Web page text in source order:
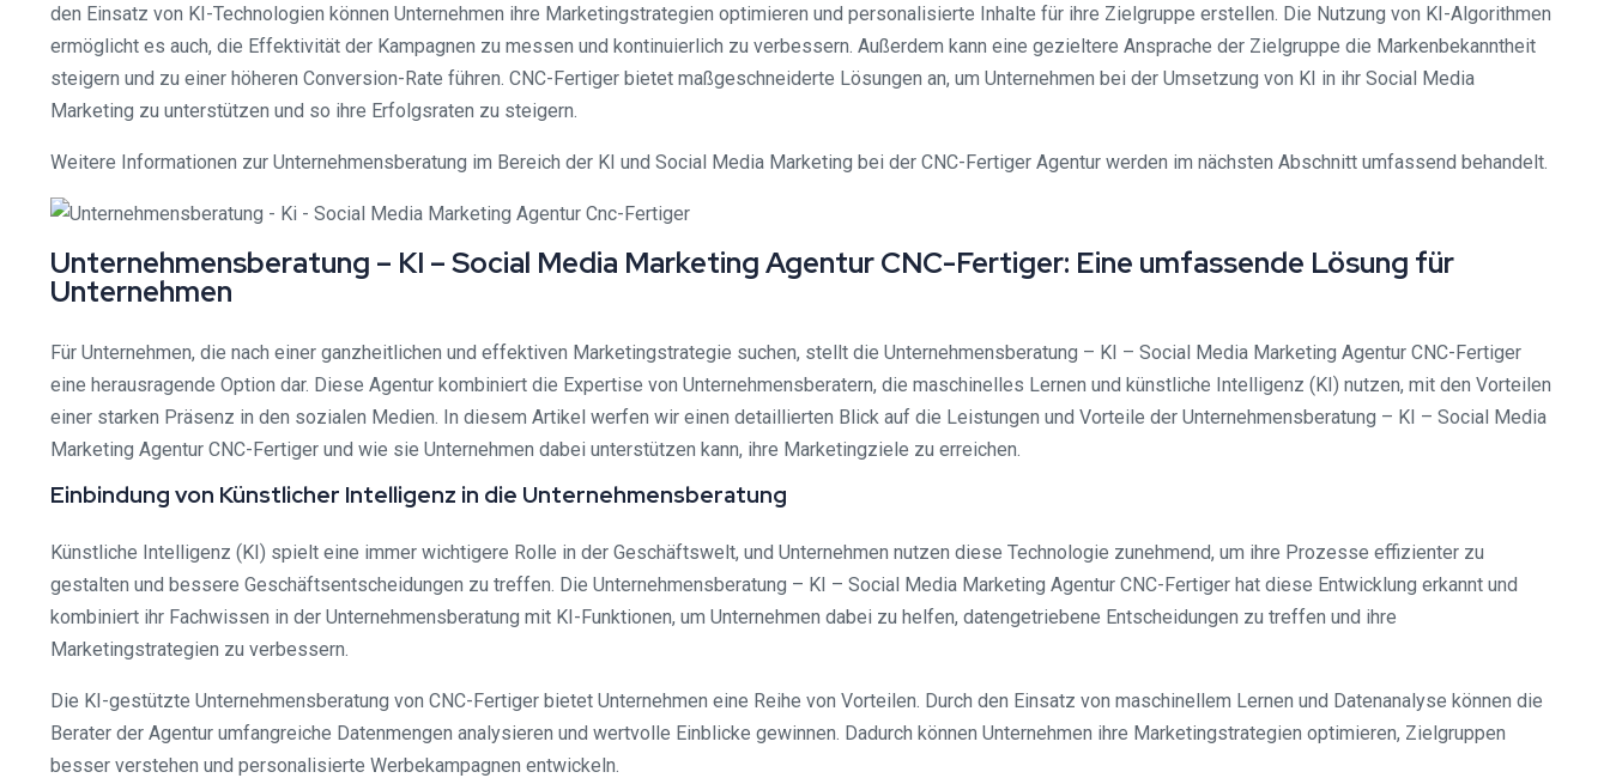
den Einsatz von KI-Technologien können Unternehmen ihre Marketingstrategien optimieren und personalisierte Inhalte für ihre Zielgruppe erstellen. Die Nutzung von KI-Algorithmen
ermöglicht es auch, die Effektivität der Kampagnen zu messen und kontinuierlich zu verbessern. Außerdem kann eine gezieltere Ansprache der Zielgruppe die Markenbekanntheit
steigern und zu einer höheren Conversion-Rate führen. CNC-Fertiger bietet maßgeschneiderte Lösungen an, um Unternehmen bei der Umsetzung von KI in ihr Social Media
Marketing zu unterstützen und so ihre Erfolgsraten zu steigern.
Weitere Informationen zur Unternehmensberatung im Bereich der KI und Social Media Marketing bei der CNC-Fertiger Agentur werden im nächsten Abschnitt umfassend behandelt.
Unternehmensberatung – KI – Social Media Marketing Agentur CNC-Fertiger: Eine umfassende Lösung für
Unternehmen
Für Unternehmen, die nach einer ganzheitlichen und effektiven Marketingstrategie suchen, stellt die Unternehmensberatung – KI – Social Media Marketing Agentur CNC-Fertiger
eine herausragende Option dar. Diese Agentur kombiniert die Expertise von Unternehmensberatern, die maschinelles Lernen und künstliche Intelligenz (KI) nutzen, mit den Vorteilen
einer starken Präsenz in den sozialen Medien. In diesem Artikel werfen wir einen detaillierten Blick auf die Leistungen und Vorteile der Unternehmensberatung – KI – Social Media
Marketing Agentur CNC-Fertiger und wie sie Unternehmen dabei unterstützen kann, ihre Marketingziele zu erreichen.
Einbindung von Künstlicher Intelligenz in die Unternehmensberatung
Künstliche Intelligenz (KI) spielt eine immer wichtigere Rolle in der Geschäftswelt, und Unternehmen nutzen diese Technologie zunehmend, um ihre Prozesse effizienter zu
gestalten und bessere Geschäftsentscheidungen zu treffen. Die Unternehmensberatung – KI – Social Media Marketing Agentur CNC-Fertiger hat diese Entwicklung erkannt und
kombiniert ihr Fachwissen in der Unternehmensberatung mit KI-Funktionen, um Unternehmen dabei zu helfen, datengetriebene Entscheidungen zu treffen und ihre
Marketingstrategien zu verbessern.
Die KI-gestützte Unternehmensberatung von CNC-Fertiger bietet Unternehmen eine Reihe von Vorteilen. Durch den Einsatz von maschinellem Lernen und Datenanalyse können die
Berater der Agentur umfangreiche Datenmengen analysieren und wertvolle Einblicke gewinnen. Dadurch können Unternehmen ihre Marketingstrategien optimieren, Zielgruppen
besser verstehen und personalisierte Werbekampagnen entwickeln.